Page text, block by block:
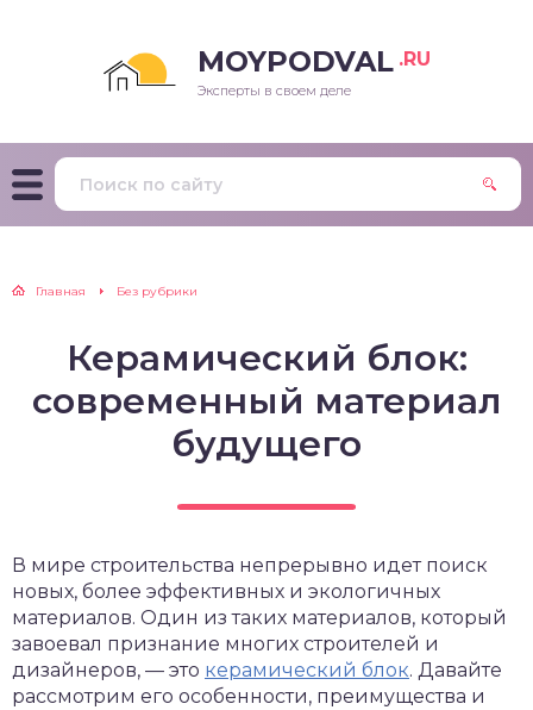
MOYPODVAL .RU
Эксперты в своем деле
Главная Без рубрики
Керамический блок:
современный материал
будущего
В мире строительства непрерывно идет поиск
новых, более эффективных и экологичных
материалов. Один из таких материалов, который
завоевал признание многих строителей и
дизайнеров, — это керамический блок. Давайте
рассмотрим его особенности, преимущества и